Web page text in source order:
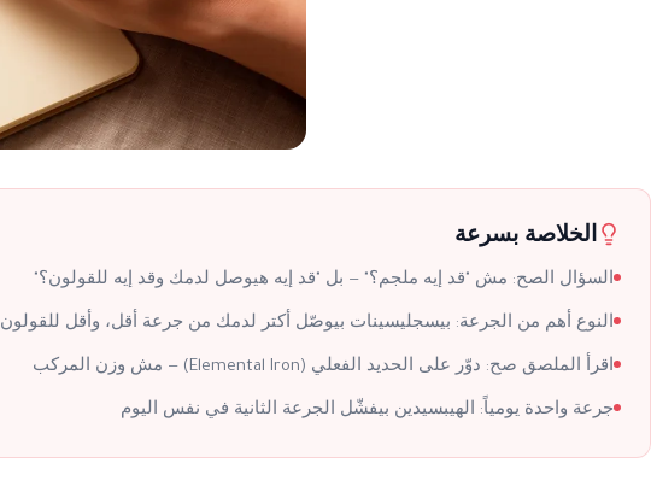
الخلاصة بسرعة
السؤال الصح: مش "قد إيه ملجم؟" — بل "قد إيه هيوصل لدمك وقد إيه للقولون؟"
النوع أهم من الجرعة: بيسجليسينات بيوصّل أكتر لدمك من جرعة أقل، وأقل للقولون
اقرأ الملصق صح: دوّر على الحديد الفعلي (Elemental Iron) — مش وزن المركب
جرعة واحدة يومياً: الهيبسيدين بيفشّل الجرعة الثانية في نفس اليوم